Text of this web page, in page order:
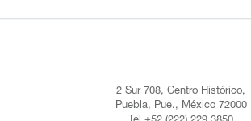
2 Sur 708, Centro Histórico,
Puebla, Pue., México 72000